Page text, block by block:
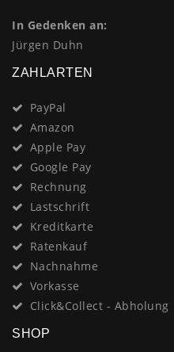
In Gedenken an:
Jürgen Duhn
ZAHLARTEN
PayPal
Amazon
Apple Pay
Google Pay
Rechnung
Lastschrift
Kreditkarte
Ratenkauf
Nachnahme
Vorkasse
Click&Collect - Abholung
SHOP